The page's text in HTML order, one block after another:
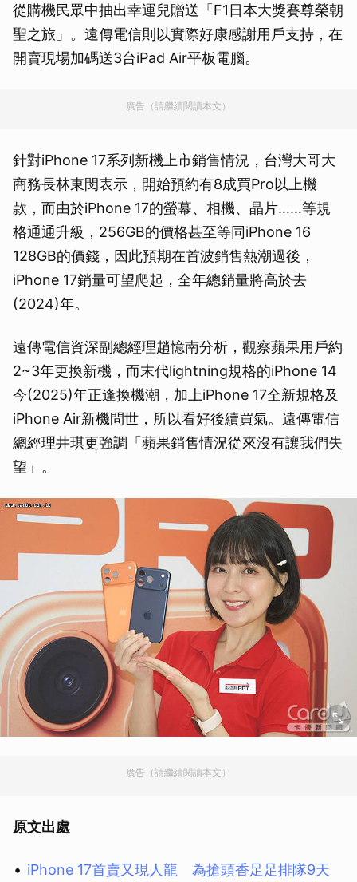
從購機民眾中抽出幸運兒贈送「F1日本大獎賽尊榮朝
聖之旅」。遠傳電信則以實際好康感謝用戶支持，在
開賣現場加碼送3台iPad Air平板電腦。
廣告（請繼續閱讀本文）
針對iPhone 17系列新機上市銷售情況，台灣大哥大
商務長林東閔表示，開始預約有8成買Pro以上機
款，而由於iPhone 17的螢幕、相機、晶片……等規
格通通升級，256GB的價格甚至等同iPhone 16
128GB的價錢，因此預期在首波銷售熱潮過後，
iPhone 17銷量可望爬起，全年總銷量將高於去
(2024)年。
遠傳電信資深副總經理趙憶南分析，觀察蘋果用戶約
2~3年更換新機，而末代lightning規格的iPhone 14
今(2025)年正逢換機潮，加上iPhone 17全新規格及
iPhone Air新機問世，所以看好後續買氣。遠傳電信
總經理井琪更強調「蘋果銷售情況從來沒有讓我們失
望」。
廣告（請繼續閱讀本文）
原文出處
iPhone 17首賣又現人龍 為搶頭香足足排隊9天